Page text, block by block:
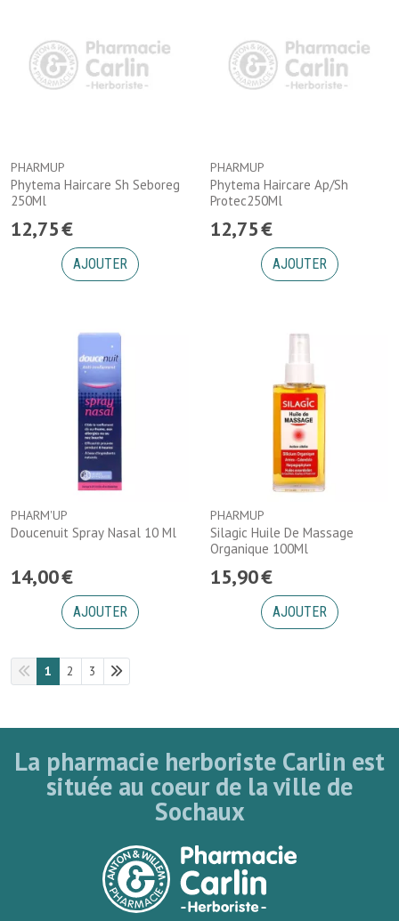
PHARMUP
Phytema Haircare Sh Seboreg
250Ml
12,75€
AJOUTER
PHARMUP
Phytema Haircare Ap/Sh
Protec250Ml
12,75€
AJOUTER
PHARM'UP
Doucenuit Spray Nasal 10 Ml
14,00€
AJOUTER
PHARMUP
Silagic Huile De Massage
Organique 100Ml
15,90€
AJOUTER
1 2 3
La pharmacie herboriste Carlin est
située au coeur de la ville de
Sochaux